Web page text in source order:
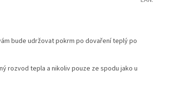
bude udržovat pokrm po dovaření teplý po
rozvod tepla a nikoliv pouze ze spodu jako u